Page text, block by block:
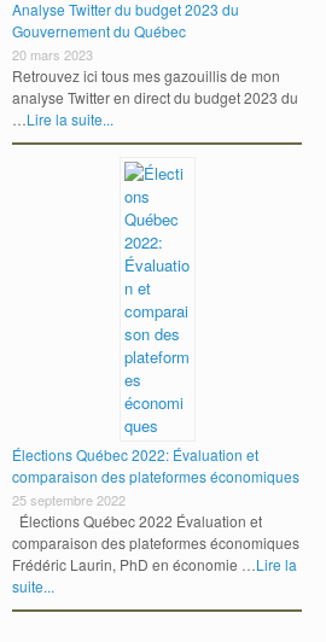
qu’on dit |Michel Lacombe ICI Radio-Canada
Analyse Twitter du budget 2023 du
Gouvernement du Québec
20 mars 2023
Retrouvez ici tous mes gazouillis de mon
analyse Twitter en direct du budget 2023 du
…Lire la suite...
Élections Québec 2022: Évaluation et
comparaison des plateformes économiques
25 septembre 2022
Élections Québec 2022 Évaluation et
comparaison des plateformes économiques
Frédéric Laurin, PhD en économie …Lire la
suite...